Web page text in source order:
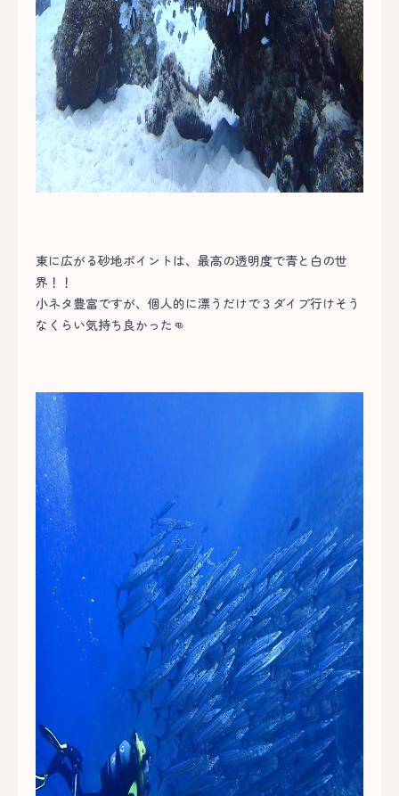
東に広がる砂地ポイントは、最高の透明度で青と白の世
界！！
小ネタ豊富ですが、個人的に漂うだけで３ダイブ行けそう
なくらい気持ち良かった👊